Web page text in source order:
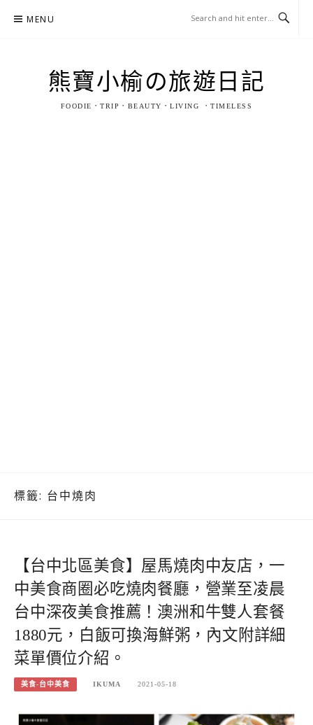
MENU
熊寶小榆の旅遊日記
FOODIE．TRIP．BEAUTY．LIVING ．TIMELESS
標籤: 台中燒肉
【台中北區美食】屋馬燒肉中友店，一
中美食商圈必吃燒肉餐廳，營業至凌晨
台中深夜美食推薦！澳洲和牛雙人套餐
1880元，白飯可換海鮮粥，內文附詳細
菜單價位介紹。
美食-台中美食 IKUMA 2021-05-18